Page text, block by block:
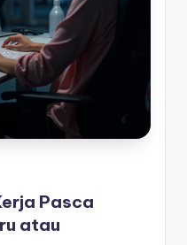
Pasca
atau